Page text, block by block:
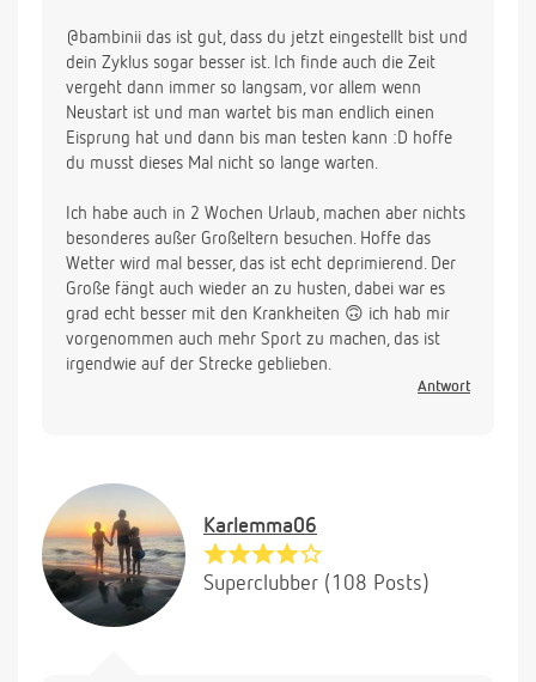
@bambinii das ist gut, dass du jetzt eingestellt bist und
dein Zyklus sogar besser ist. Ich finde auch die Zeit
vergeht dann immer so langsam, vor allem wenn
Neustart ist und man wartet bis man endlich einen
Eisprung hat und dann bis man testen kann :D hoffe
du musst dieses Mal nicht so lange warten.
Ich habe auch in 2 Wochen Urlaub, machen aber nichts
besonderes außer Großeltern besuchen. Hoffe das
Wetter wird mal besser, das ist echt deprimierend. Der
Große fängt auch wieder an zu husten, dabei war es
grad echt besser mit den Krankheiten 🙃 ich hab mir
vorgenommen auch mehr Sport zu machen, das ist
irgendwie auf der Strecke geblieben.
Antwort
Karlemma06
Superclubber (108 Posts)